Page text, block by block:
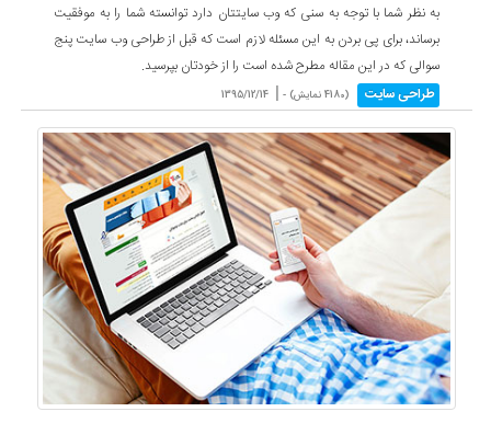
به نظر شما با توجه به سنی که وب سایتتان دارد توانسته شما را به موفقیت
برساند، برای پی بردن به این مسئله لازم است که قبل از طراحی وب سایت پنج
سوالی که در این مقاله مطرح شده است را از خودتان بپرسید.
طراحی سایت (4180 نمایش) - |
1395/12/14